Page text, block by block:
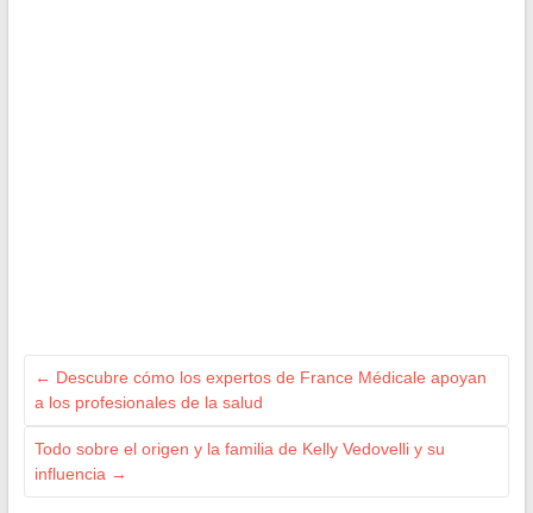
← Descubre cómo los expertos de France Médicale apoyan
a los profesionales de la salud
Todo sobre el origen y la familia de Kelly Vedovelli y su
influencia →